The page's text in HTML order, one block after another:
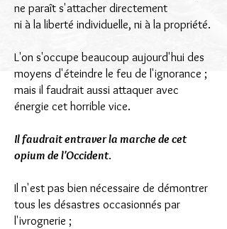
ne paraît s'attacher directement
ni à la liberté individuelle, ni à la propriété.
L'on s'occupe beaucoup aujourd'hui des
moyens d'éteindre le feu de l'ignorance ;
mais il faudrait aussi attaquer avec
énergie cet horrible vice.
Il faudrait entraver la marche de cet
opium de l'Occident.
Il n'est pas bien nécessaire de démontrer
tous les désastres occasionnés par
l'ivrognerie ;